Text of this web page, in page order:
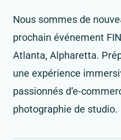
Nous sommes de
prochain événement
Atlanta, Alpharetta.
une expérience
passionnés d’e-
photographie de studio.